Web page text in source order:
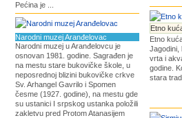
Pećina je ...
Narodni muzej Aranđelovac
Narodni muzej u Aranđelovcu je
osnovan 1981. godine. Sagrađen je
na mestu stare bukovičke škole, u
neposrednoj blizini bukovičke crkve
Sv. Arhangel Gavrilo i Spomen
česme (1927. godine), na mestu gde
su ustanici I srpskog ustanka položili
zakletvu pred Protom Atanasijem
Etno
Etno
Jagodini,
vrta i
godine.
stara